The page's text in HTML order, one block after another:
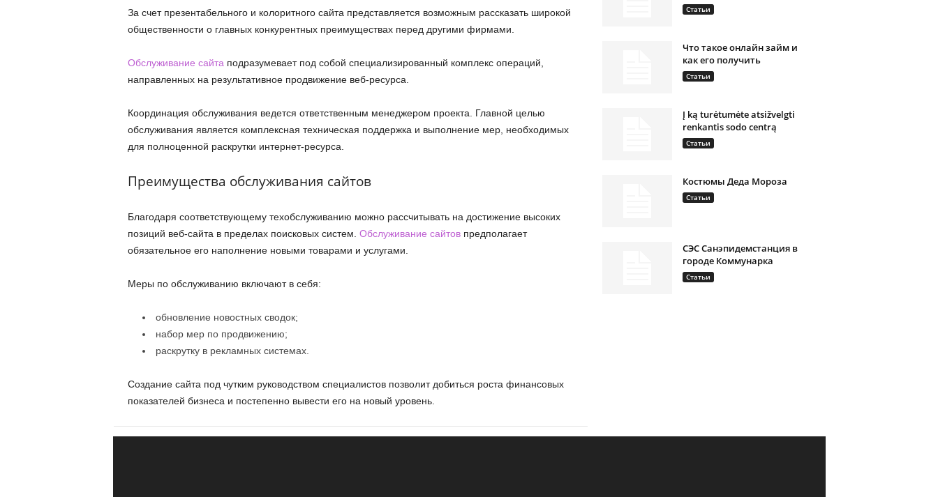
За счет презентабельного и колоритного сайта представляется возможным рассказать широкой
общественности о главных конкурентных преимуществах перед другими фирмами.
Обслуживание сайта подразумевает под собой специализированный комплекс операций,
направленных на результативное продвижение веб-ресурса.
Координация обслуживания ведется ответственным менеджером проекта. Главной целью
обслуживания является комплексная техническая поддержка и выполнение мер, необходимых
для полноценной раскрутки интернет-ресурса.
Преимущества обслуживания сайтов
Благодаря соответствующему техобслуживанию можно рассчитывать на достижение высоких
позиций веб-сайта в пределах поисковых систем. Обслуживание сайтовпредполагает
обязательное его наполнение новыми товарами и услугами.
Меры по обслуживанию включают в себя:
обновление новостных сводок;
набор мер по продвижению;
раскрутку в рекламных системах.
Создание сайта под чутким руководством специалистов позволит добиться роста финансовых
показателей бизнеса и постепенно вывести его на новый уровень.
Статьи
Что такое онлайн займ и
как его получить
Статьи
Į ką turėtumėte atsižvelgti
renkantis sodo centrą
Статьи
Костюмы Деда Мороза
Статьи
СЭС Санэпидемстанция в
городе Коммунарка
Статьи